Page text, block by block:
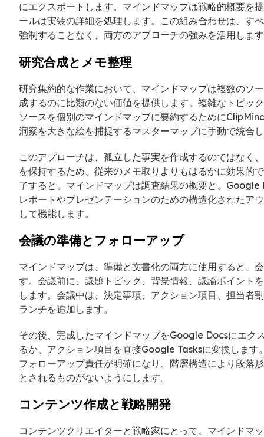
にエクスポートします。マインドマップは戦略的概要を
ールは実装の詳細を処理します。この組み合わせは、す
強制することなく、両方のアプローチの強みを活用しま
研究合成とメモ整理
研究集約的な作業において、マインドマップは複数のソ
成するのに比類のない価値を提供します。複雑なトピッ
ソースを個別のマインドマップに要約するために
洞察を大きな絵を捕捉するマスターマップに手動で統合
このアプローチは、孤立した事実を作成するのではなく
を保持するため、従来のメモ取りよりもはるかに効果的
了すると、マインドマップは調査結果の概要と、
レポートやプレゼンテーションのための構造化されたア
して機能します。
会議の準備とフォローアップ
マインドマップは、準備と文書化の両方に使用すると、
す。会議前に、議題トピック、背景情報、議論ポイント
します。会議中は、決定事項、アクション項目、担当者
ランチを追加します。
その後、完成したマインドマップをGoogle Docsにエク
るか、アクション項目を直接Google Tasksに変換します
フォローアップ責任が明確になり、階層構造により段落
とされるものがないようにします。
コンテンツ作成と戦略開発
コンテンツクリエイターと戦略家にとって、マインドマ